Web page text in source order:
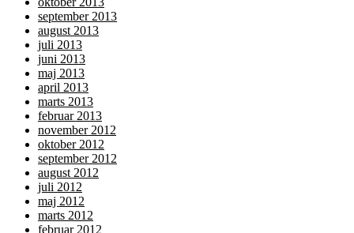
september 2013
august 2013
juli 2013
juni 2013
maj 2013
april 2013
marts 2013
februar 2013
november 2012
oktober 2012
september 2012
august 2012
juli 2012
maj 2012
marts 2012
februar 2012